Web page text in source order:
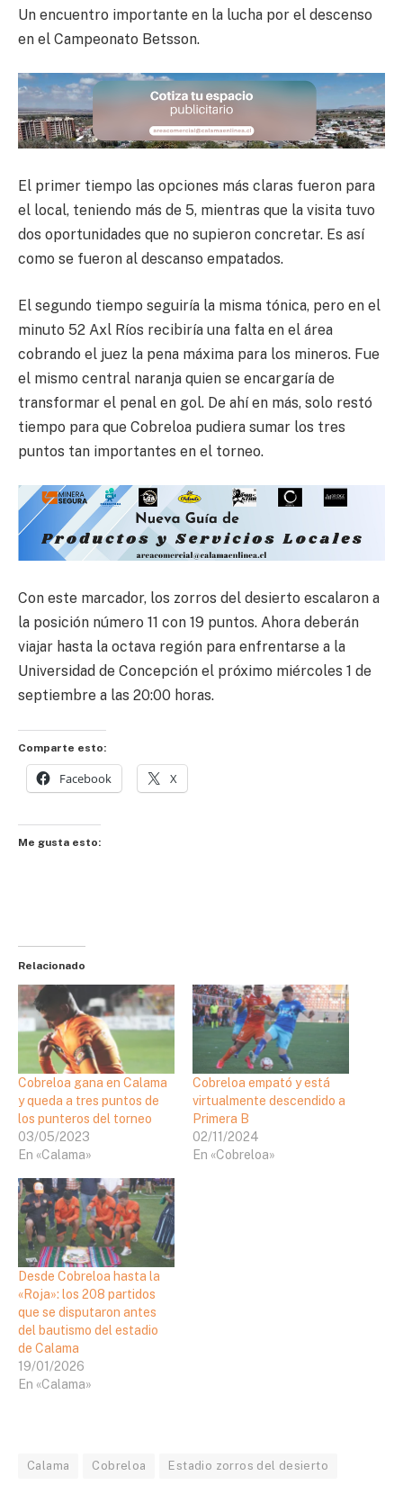
Un encuentro importante en la lucha por el descenso
en el Campeonato Betsson.
El primer tiempo las opciones más claras fueron para
el local, teniendo más de 5, mientras que la visita tuvo
dos oportunidades que no supieron concretar. Es así
como se fueron al descanso empatados.
El segundo tiempo seguiría la misma tónica, pero en el
minuto 52 Axl Ríos recibiría una falta en el área
cobrando el juez la pena máxima para los mineros. Fue
el mismo central naranja quien se encargaría de
transformar el penal en gol. De ahí en más, solo restó
tiempo para que Cobreloa pudiera sumar los tres
puntos tan importantes en el torneo.
Con este marcador, los zorros del desierto escalaron a
la posición número 11 con 19 puntos. Ahora deberán
viajar hasta la octava región para enfrentarse a la
Universidad de Concepción el próximo miércoles 1 de
septiembre a las 20:00 horas.
Comparte esto:
Facebook X
Me gusta esto:
Relacionado
Cobreloa gana en Calama
y queda a tres puntos de
los punteros del torneo
03/05/2023
En «Calama»
Cobreloa empató y está
virtualmente descendido a
Primera B
02/11/2024
En «Cobreloa»
Desde Cobreloa hasta la
«Roja»: los 208 partidos
que se disputaron antes
del bautismo del estadio
de Calama
19/01/2026
En «Calama»
Calama Cobreloa Estadio zorros del desierto